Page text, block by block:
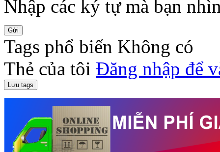
Nhập các ký tự mà bạn
Tags phổ biến Không có
Thẻ của tôi Đăng nhập để